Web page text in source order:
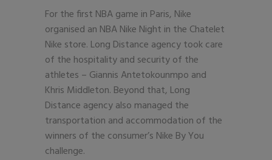
For the first NBA game in Paris, Nike
organised an NBA Nike Night in the Chatelet
Nike store. Long Distance agency took care
of the hospitality and security of the
athletes – Giannis Antetokounmpo and
Khris Middleton. Beyond that, Long
Distance agency also managed the
transportation and accommodation of the
winners of the consumer’s Nike By You
challenge.